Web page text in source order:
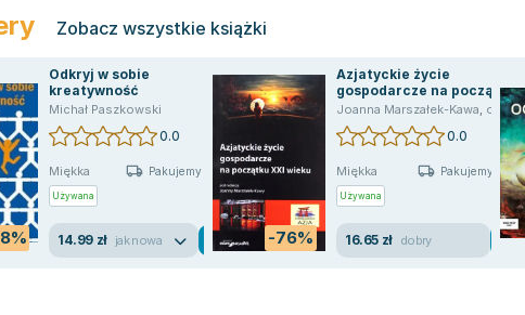
Zobacz wszystkie książki
Angiel,Jarosław Balon Maria Baścik,Elżbieta Bilska-Wodecka,Wojciech Chełmicki
Odkryj w sobie
kreatywność
Michał Paszkowski
0.0
Miękka Pakujemy jutro
Używana
14.99 zł jak nowa -76%
Azjatyckie życie
gospodarcze na początku
XXI wieku
Joanna Marszałek-Kawa, opracowanie zbiorowe
0.0
Miękka Pakujemy jutro
Używana
16.65 zł dobry